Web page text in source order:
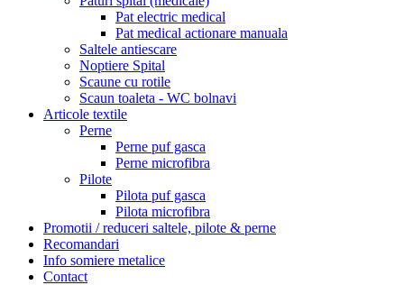
Pat electric medical
Pat medical actionare manuala
Saltele antiescare
Noptiere Spital
Scaune cu rotile
Scaun toaleta - WC bolnavi
Articole textile
Perne
Perne puf gasca
Perne microfibra
Pilote
Pilota puf gasca
Pilota microfibra
Promotii / reduceri saltele, pilote & perne
Recomandari
Info somiere metalice
Contact